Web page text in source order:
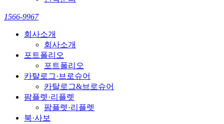
1566-9967
회사소개
회사소개
포트폴리오
포트폴리오
카탈로그·브로슈어
카탈로그&브로슈어
팜플렛·리플렛
팜플렛·리플렛
북·사보